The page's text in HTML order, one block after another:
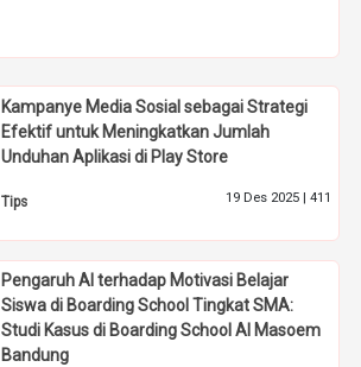
Kampanye Media Sosial sebagai Strategi
Efektif untuk Meningkatkan Jumlah
Unduhan Aplikasi di Play Store
Tips 19 Des 2025 | 411
Pengaruh AI terhadap Motivasi Belajar
Siswa di Boarding School Tingkat SMA:
Studi Kasus di Boarding School Al Masoem
Bandung